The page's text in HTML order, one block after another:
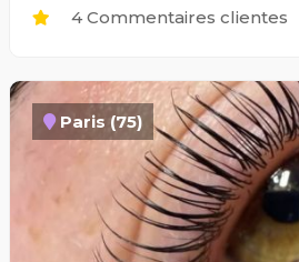
4 Commentaires clientes
Paris (75)